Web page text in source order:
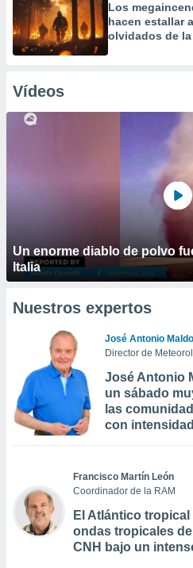
Los
hacen estallar
olvidados de
Vídeos
Un enorme diablo de polvo
Italia
Nuestros expertos
José Antonio
Director de
José Antonio
un sábado
las
con intensidad
Francisco Martín León
Coordinador de la RAM
El Atlántico
ondas tropicales
CNH bajo un